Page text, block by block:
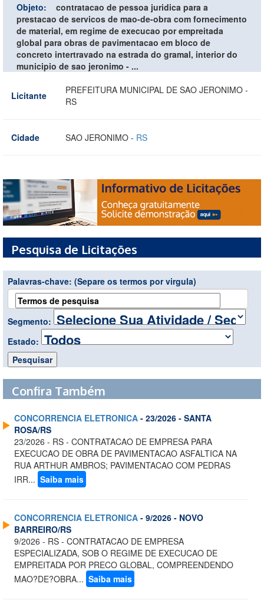
Objeto:
contratacao de pessoa juridica para a
prestacao de servicos de mao-de-obra com fornecimento
de material, em regime de execucao por empreitada
global para obras de pavimentacao em bloco de
concreto intertravado na estrada do gramal, interior do
municipio de sao jeronimo - ...
Licitante
PREFEITURA MUNICIPAL DE SAO JERONIMO -
RS
Cidade SAO JERONIMO - RS
Pesquisa de Licitações
Palavras-chave: (Separe os termos por virgula)
Segmento:
Estado:
Confira Também
CONCORRENCIA ELETRONICA - 23/2026 - SANTA
ROSA/RS
23/2026 - RS - CONTRATACAO DE EMPRESA PARA
EXECUCAO DE OBRA DE PAVIMENTACAO ASFALTICA NA
RUA ARTHUR AMBROS; PAVIMENTACAO COM PEDRAS
IRR... Saiba mais
CONCORRENCIA ELETRONICA - 9/2026 - NOVO
BARREIRO/RS
9/2026 - RS - CONTRATACAO DE EMPRESA
ESPECIALIZADA, SOB O REGIME DE EXECUCAO DE
EMPREITADA POR PRECO GLOBAL, COMPREENDENDO
MAO?DE?OBRA... Saiba mais